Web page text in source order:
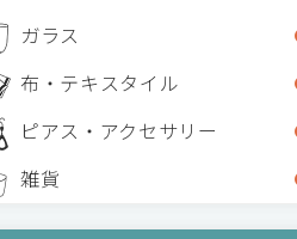
ガラス
布・テキスタイル
ピアス・アクセサリー
雑貨